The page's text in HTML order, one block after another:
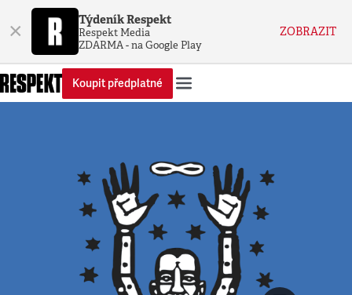
× Týdeník Respekt
Respekt Media
ZDARMA - na Google Play
ZOBRAZIT
Koupit předplatné